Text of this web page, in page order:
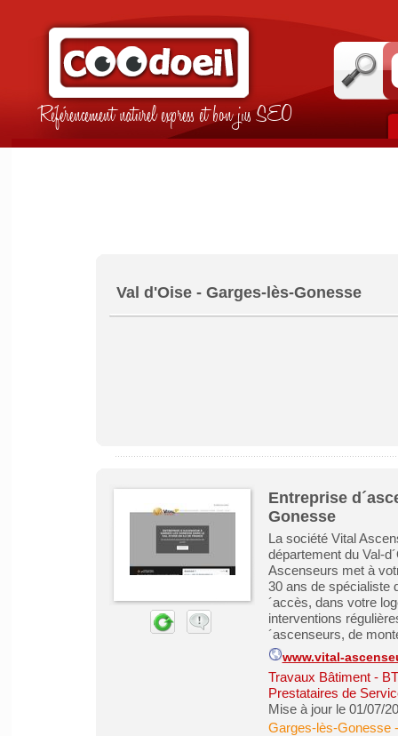
Référencement naturel express et bon jus SEO
Val d'Oise - Garges-lès-Gonesse
Entreprise
Gonesse
La société Vital
département du Val-
Ascenseurs met à
30 ans de spécialiste
´accès, dans votre
interventions
´ascenseurs, de
www.vital-
Travaux Bâtiment -
Prestataires de
Mise à jour le 01/07/
Garges-lès-Gonesse